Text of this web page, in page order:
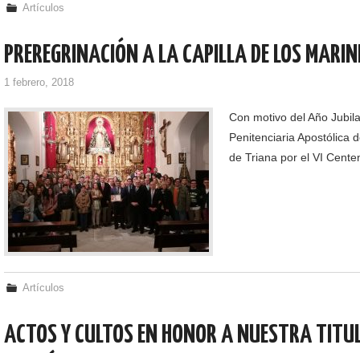
Artículos
PREREGRINACIÓN A LA CAPILLA DE LOS
1 febrero, 2018
Con motivo del Año
Penitenciaria Apostólica
de Triana por el VI
Artículos
ACTOS Y CULTOS EN HONOR A NUESTRA